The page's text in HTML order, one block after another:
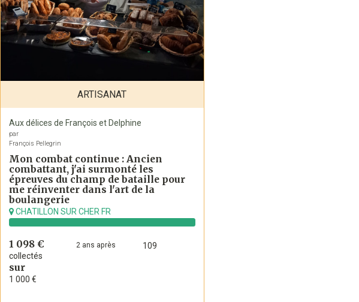
ARTISANAT
Aux délices de François et Delphine
par
François Pellegrin
Mon combat continue : Ancien
combattant, j'ai surmonté les
épreuves du champ de bataille pour
me réinventer dans l'art de la
boulangerie
CHATILLON SUR CHER FR
1 098 €
collectés
sur
1 000 €
2ans après 109